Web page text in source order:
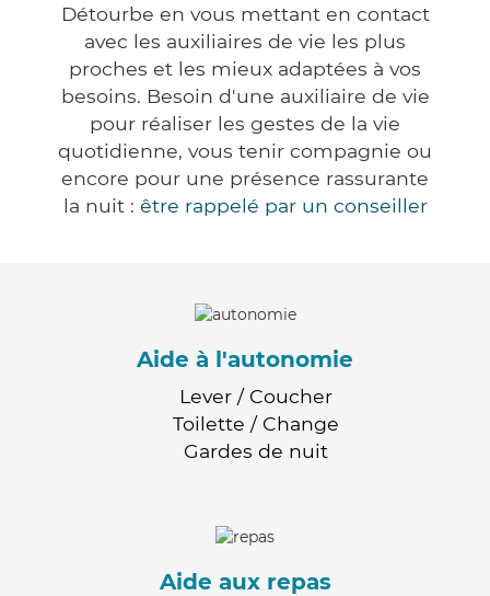
Détourbe en vous mettant en contact
avec les auxiliaires de vie les plus
proches et les mieux adaptées à vos
besoins. Besoin d'une auxiliaire de vie
pour réaliser les gestes de la vie
quotidienne, vous tenir compagnie ou
encore pour une présence rassurante
la nuit : être rappelé par un conseiller
Aide à l'autonomie
Lever / Coucher
Toilette / Change
Gardes de nuit
Aide aux repas